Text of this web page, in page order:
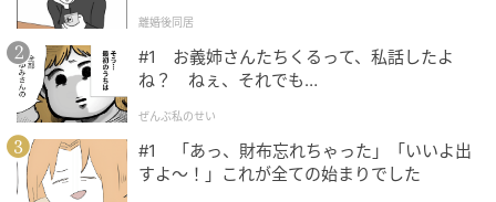
はなく、自分は何を学びに来たのかという誇りの問題
からだろう。
日本髪を捨てることは、文化を捨てる行為であると同
時に、“個”を脱いで“役”を着ることでもある。看護婦と
しての身体をつくる、その最初の工程が頭から始まる
のが、酷でもある。
離婚後同居
#1 お義姉さんたちくるって、私話したよ
ね？ ねぇ、それでも…
ぜんぶ私のせい
#1 「あっ、財布忘れちゃった」「いいよ出
すよ〜！」これが全ての始まりでした